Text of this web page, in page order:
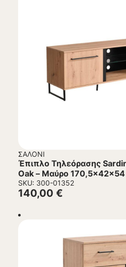
ΣΑΛΌΝΙ
Έπιπλο Τηλεόρασης
Oak – Μαύρο 170,5x42x54
SKU: 300-01352
140,00 €